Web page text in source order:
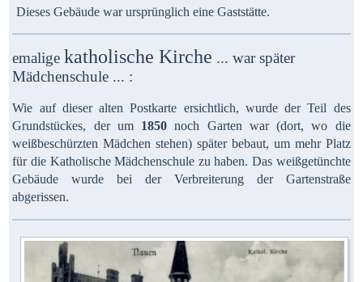
Dieses Gebäude war ursprünglich eine Gaststätte.
emaligekatholische Kirche ... war später
Mädchenschule ... :
Wie auf dieser alten Postkarte ersichtlich, wurde der Teil des
Grundstückes, der um 1850 noch Garten war (dort, wo die
weißbeschürzten Mädchen stehen) später bebaut, um mehr Platz
für die Katholische Mädchenschule zu haben. Das weißgetünchte
Gebäude wurde bei der Verbreiterung der Gartenstraße
abgerissen.